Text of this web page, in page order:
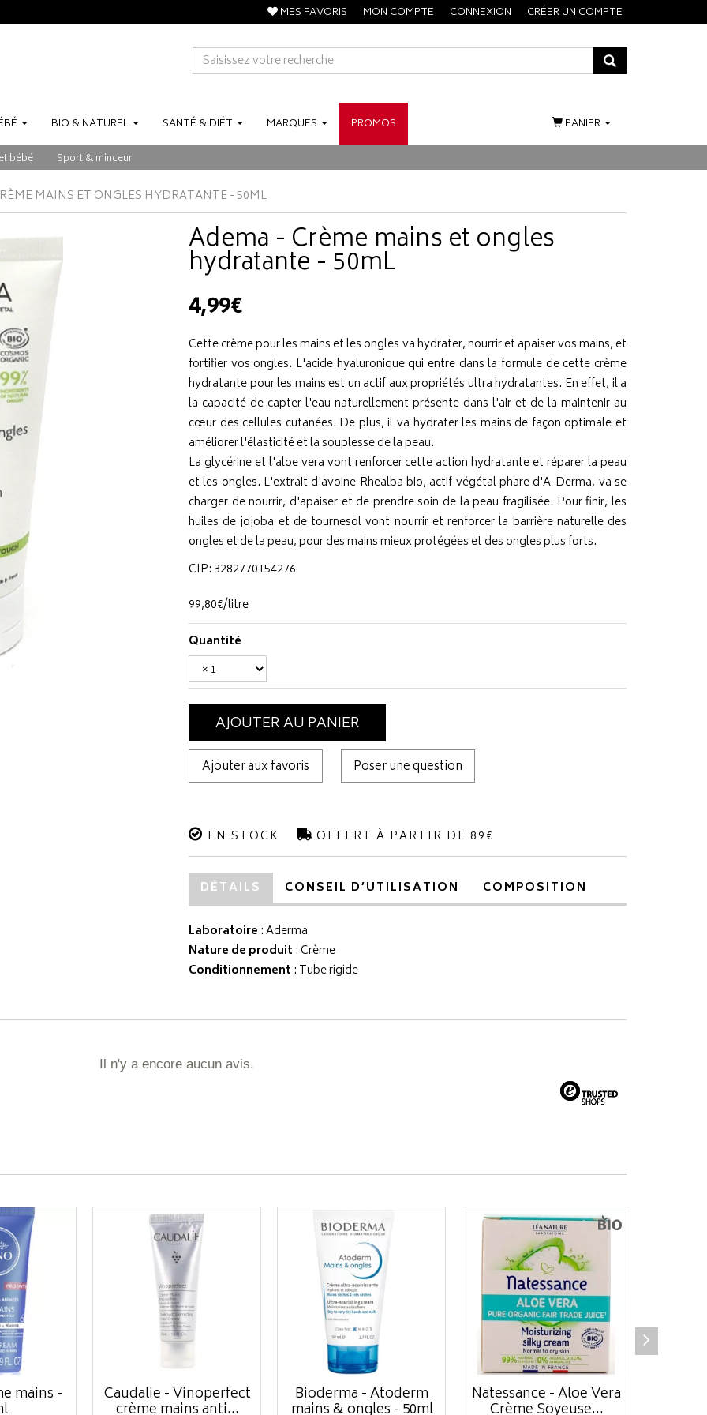
MES FAVORIS MON COMPTE CONNEXION CRÉER UN COMPTE
BIO &NATUREL SANTÉ &DIÉT MARQUES PROMOS
bébé Sport & minceur
PANIER
MAINS ET ONGLES HYDRATANTE - 50ML
Adema - Crème mains et ongles
hydratante - 50mL
4,99€
Cette crème pour les mains et les ongles va hydrater, nourrir et apaiser vos mains, et
fortifier vos ongles. L'acide hyaluronique qui entre dans la formule de cette crème
hydratante pour les mains est un actif aux propriétés ultra hydratantes. En effet, il a
la capacité de capter l'eau naturellement présente dans l'air et de la maintenir au
cœur des cellules cutanées. De plus, il va hydrater les mains de façon optimale et
améliorer l'élasticité et la souplesse de la peau.
La glycérine et l'aloe vera vont renforcer cette action hydratante et réparer la peau
et les ongles. L'extrait d'avoine Rhealba bio, actif végétal phare d'A-Derma, va se
charger de nourrir, d'apaiser et de prendre soin de la peau fragilisée. Pour finir, les
huiles de jojoba et de tournesol vont nourrir et renforcer la barrière naturelle des
ongles et de la peau, pour des mains mieux protégées et des ongles plus forts.
CIP: 3282770154276
99,80€/litre
Quantité
AJOUTER AU PANIER
Ajouter aux favoris Poser une question
EN STOCK OFFERT À PARTIR DE 89€
DÉTAILS CONSEIL D’UTILISATION COMPOSITION
Laboratoire :Aderma
Nature de produit : Crème
Conditionnement : Tube rigide
Il n'y a encore aucun avis.
mains - Caudalie - Vinoperfect
crème mains anti...
Bioderma - Atoderm
mains & ongles - 50ml
Natessance - Aloe Vera
Crème Soyeuse...